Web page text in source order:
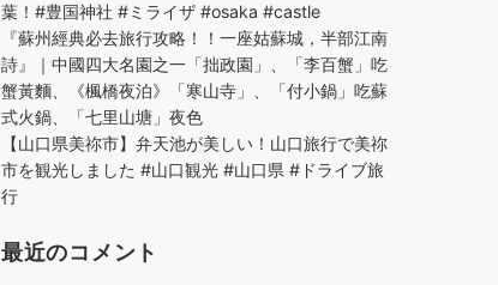
葉！#豊国神社 #ミライザ #osaka #castle
『蘇州經典必去旅行攻略！！一座姑蘇城，半部江南
詩』｜中國四大名園之一「拙政園」、「李百蟹」吃
蟹黃麵、《楓橋夜泊》「寒山寺」、「付小鍋」吃蘇
式火鍋、「七里山塘」夜色
【山口県美祢市】弁天池が美しい！山口旅行で美祢
市を観光しました #山口観光 #山口県 #ドライブ旅
行
最近のコメント